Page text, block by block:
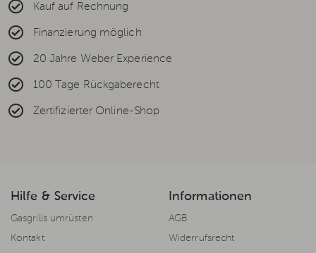
Kauf auf Rechnung
Finanzierung möglich
20 Jahre Weber Experience
100 Tage Rückgaberecht
Zertifizierter Online-Shop
Hilfe & Service
Gasgrills umrüsten
Kontakt
Informationen
AGB
Widerrufsrecht